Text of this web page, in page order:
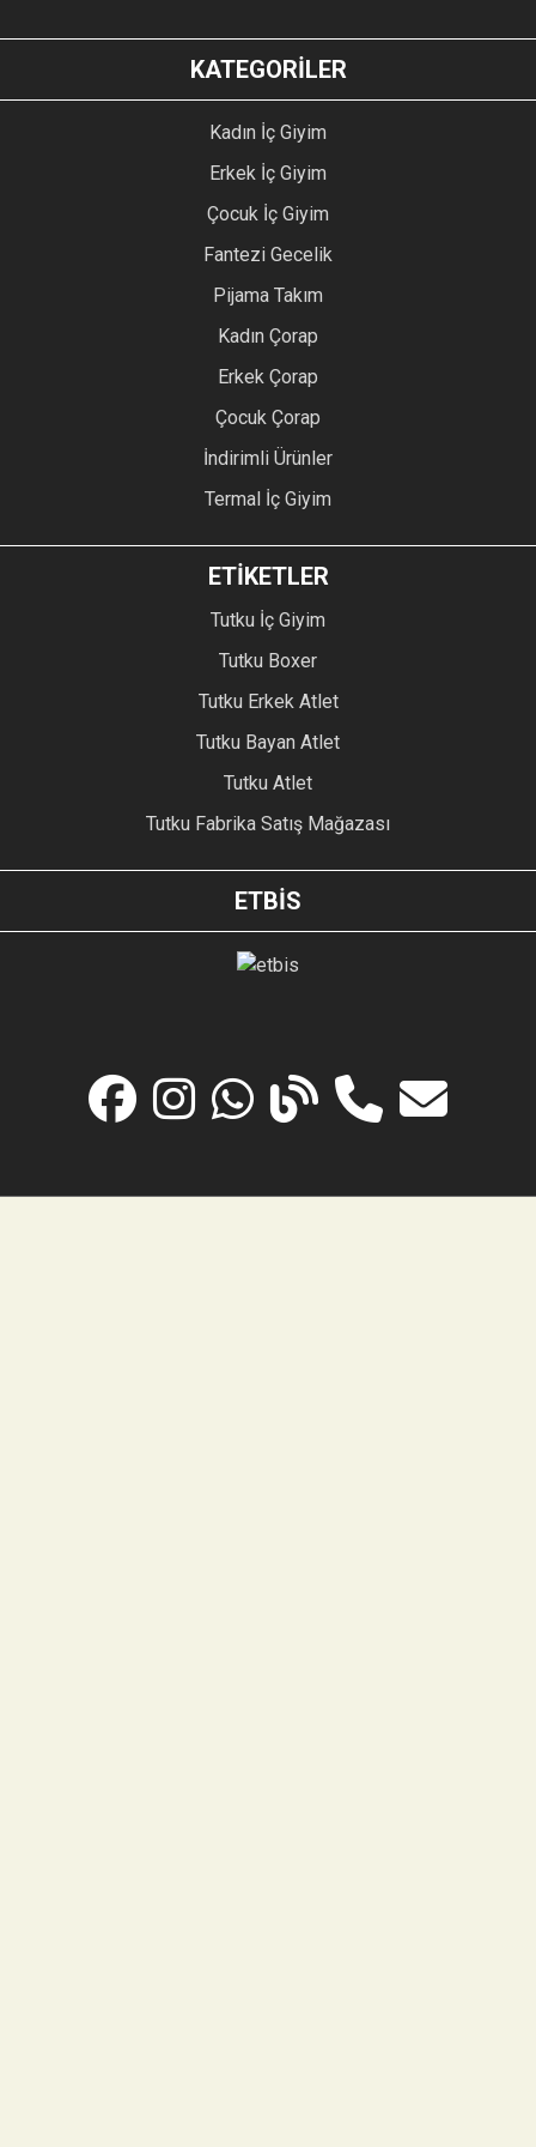
KATEGORİLER
Kadın İç Giyim
Erkek İç Giyim
Çocuk İç Giyim
Fantezi Gecelik
Pijama Takım
Kadın Çorap
Erkek Çorap
Çocuk Çorap
İndirimli Ürünler
Termal İç Giyim
ETİKETLER
Tutku İç Giyim
Tutku Boxer
Tutku Erkek Atlet
Tutku Bayan Atlet
Tutku Atlet
Tutku Fabrika Satış Mağazası
ETBİS